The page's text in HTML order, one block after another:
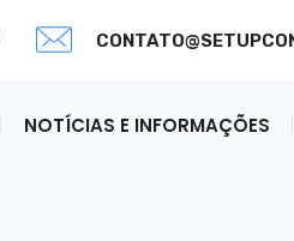
NOTÍCIAS E INFORMAÇÕES